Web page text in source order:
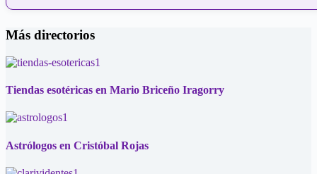
Más directorios
Tiendas esotéricas en Mario Briceño Iragorry
Astrólogos en Cristóbal Rojas